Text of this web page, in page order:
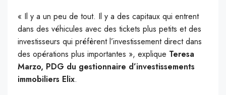
« Il y a un peu de tout. Il y a des capitaux qui entrent
dans des véhicules avec des tickets plus petits et des
investisseurs qui préfèrent l’investissement direct dans
des opérations plus importantes », explique Teresa
Marzo, PDG du gestionnaire d’investissements
immobiliers Elix.